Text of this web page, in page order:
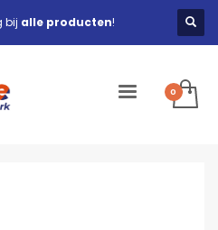
bij alle producten!